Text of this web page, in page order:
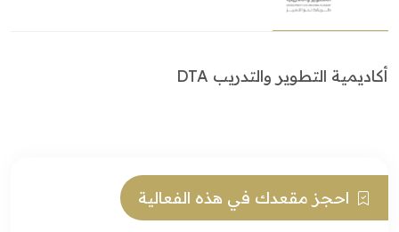
أكاديمية التطوير والتدريب DTA
احجز مقعدك في هذه الفعالية